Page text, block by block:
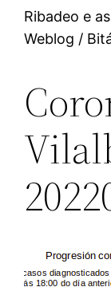
Ribadeo e
Weblog /